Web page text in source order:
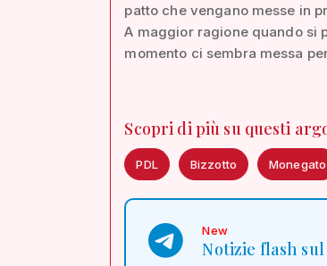
patto che vengano messe in
A maggior ragione quando si
momento ci sembra messa
Scopri di più su questi
PDL Bizzotto Monegato
New
Notizie flash